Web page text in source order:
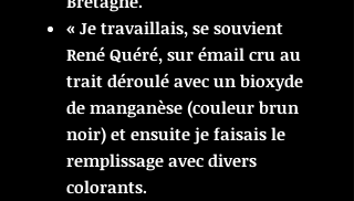
« Je travaillais, se souvient
René Quéré, sur émail cru au
trait déroulé avec un bioxyde
de manganèse (couleur brun
noir) et ensuite je faisais le
remplissage avec divers
colorants.